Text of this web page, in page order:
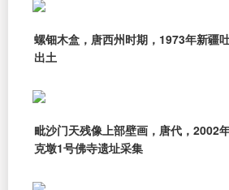
螺钿木盒，唐西州时期，1973年新疆
出土
毗沙门天残像上部壁画，唐代，2002
克墩1号佛寺遗址采集